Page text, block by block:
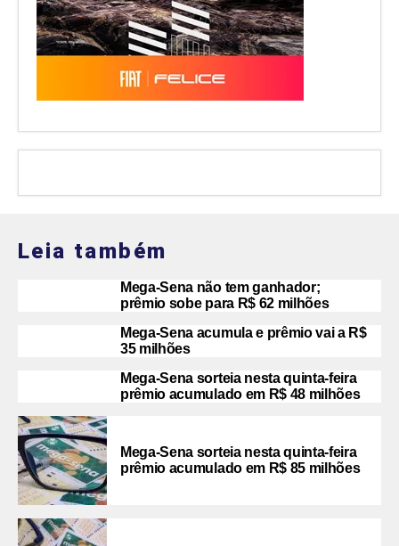
Leia também
Mega-Sena não tem ganhador;
prêmio sobe para R$ 62 milhões
Mega-Sena acumula e prêmio vai a R$
35 milhões
Mega-Sena sorteia nesta quinta-feira
prêmio acumulado em R$ 48 milhões
Mega-Sena sorteia nesta quinta-feira
prêmio acumulado em R$ 85 milhões